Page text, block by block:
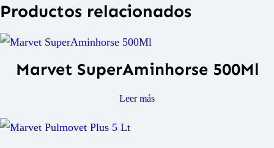
Productos relacionados
Marvet SuperAminhorse 500Ml
Leer más